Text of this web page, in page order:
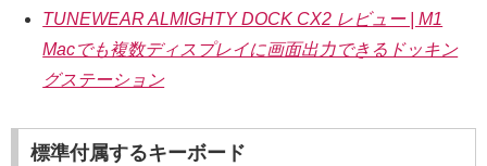
TUNEWEAR ALMIGHTY DOCK CX2 レビュー | M1
Macでも複数ディスプレイに画面出力できるドッキン
グステーション
標準付属するキーボード